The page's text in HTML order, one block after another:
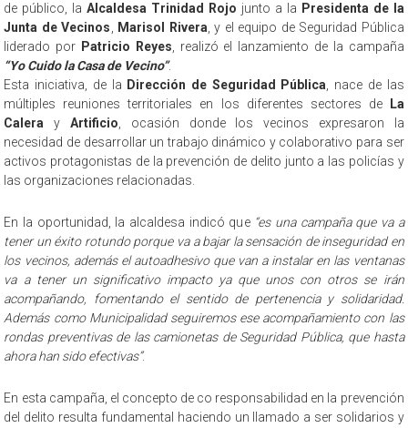
de público, laAlcaldesa Trinidad Rojo junto a la Presidenta de la
Junta de Vecinos, Marisol Rivera, y el equipo de Seguridad Pública
liderado por Patricio Reyes, realizó el lanzamiento de la campaña
“Yo Cuido la Casa de Vecino”.
Esta iniciativa, de la Dirección de Seguridad Pública, nace de las
múltiples reuniones territoriales en los diferentes sectores de
La
Calera y Artificio, ocasión donde los vecinos expresaron la
necesidad de desarrollar un trabajo dinámico y colaborativo para ser
activos protagonistas de la prevención de delito junto a las policías y
las organizaciones relacionadas.
En la oportunidad, la alcaldesa indicó que “es una campaña que va a
tener un éxito rotundo porque va a bajar la sensación de inseguridad en
los vecinos, además el autoadhesivo que van a instalar en las ventanas
va a tener un significativo impacto ya que unos con otros se irán
acompañando, fomentando el sentido de pertenencia y solidaridad.
Además como Municipalidad seguiremos ese acompañamiento con las
rondas preventivas de las camionetas de Seguridad Pública, que hasta
ahora han sido efectivas”.
En esta campaña, el concepto de co responsabilidad en la prevención
del delito resulta fundamental haciendo un llamado a ser solidarios y